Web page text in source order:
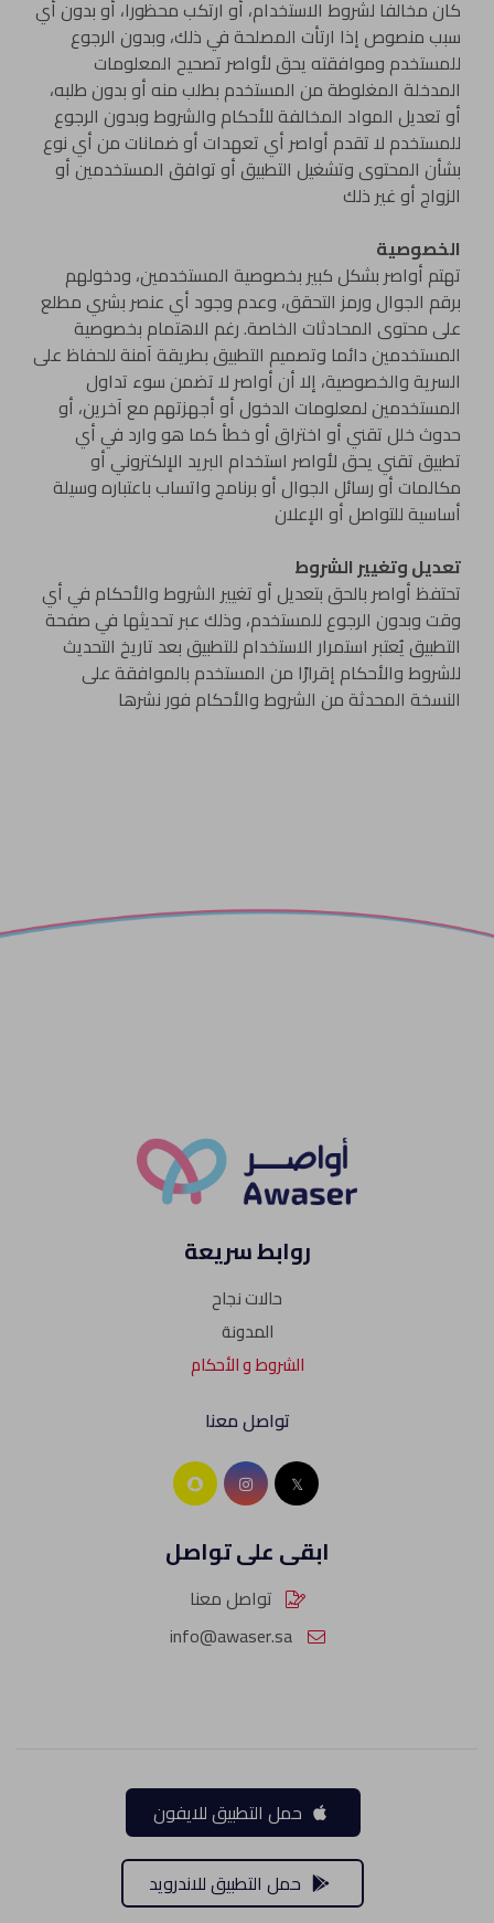
كان مخالفا لشروط الاستخدام، أو ارتكب محظورا، أو بدون أي
سبب منصوص إذا ارتأت المصلحة في ذلك، وبدون الرجوع
للمستخدم وموافقته يحق لأواصر تصحيح المعلومات
المدخلة المغلوطة من المستخدم بطلب منه أو بدون طلبه،
أو تعديل المواد المخالفة للأحكام والشروط وبدون الرجوع
للمستخدم لا تقدم أواصر أي تعهدات أو ضمانات من أي نوع
بشأن المحتوى وتشغيل التطبيق أو توافق المستخدمين أو
الزواج أو غير ذلك
الخصوصية
تهتم أواصر بشكل كبير بخصوصية المستخدمين، ودخولهم
برقم الجوال ورمز التحقق، وعدم وجود أي عنصر بشري مطلع
على محتوى المحادثات الخاصة. رغم الاهتمام بخصوصية
المستخدمين دائما وتصميم التطبيق بطريقة آمنة للحفاظ على
السرية والخصوصية، إلا أن أواصر لا تضمن سوء تداول
المستخدمين لمعلومات الدخول أو أجهزتهم مع آخرين، أو
حدوث خلل تقني أو اختراق أو خطأ كما هو وارد في أي
تطبيق تقني يحق لأواصر استخدام البريد الإلكتروني أو
مكالمات أو رسائل الجوال أو برنامج واتساب باعتباره وسيلة
أساسية للتواصل أو الإعلان
تعديل وتغيير الشروط
تحتفظ أواصر بالحق بتعديل أو تغيير الشروط والأحكام في أي
وقت وبدون الرجوع للمستخدم، وذلك عبر تحديثها في صفحة
التطبيق يُعتبر استمرار الاستخدام للتطبيق بعد تاريخ التحديث
للشروط والأحكام إقرارًا من المستخدم بالموافقة على
النسخة المحدثة من الشروط والأحكام فور نشرها
روابط سريعة
حالات نجاح
المدونة
الشروط و الأحكام
تواصل معنا
ابقى على تواصل
تواصل معنا
info@awaser.sa
حمل التطبيق للايفون
حمل التطبيق للاندرويد